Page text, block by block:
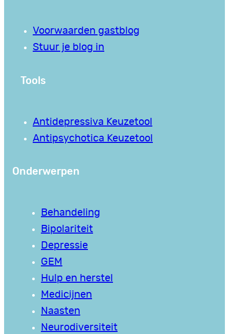
Voorwaarden gastblog
Stuur je blog in
Tools
Antidepressiva Keuzetool
Antipsychotica Keuzetool
Onderwerpen
Behandeling
Bipolariteit
Depressie
GEM
Hulp en herstel
Medicijnen
Naasten
Neurodiversiteit